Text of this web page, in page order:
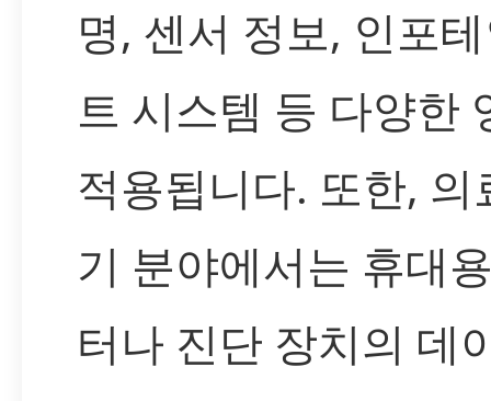
명, 센서 정보, 인포
트 시스템 등 다양한
적용됩니다. 또한, 의
기 분야에서는 휴대
터나 진단 장치의 데